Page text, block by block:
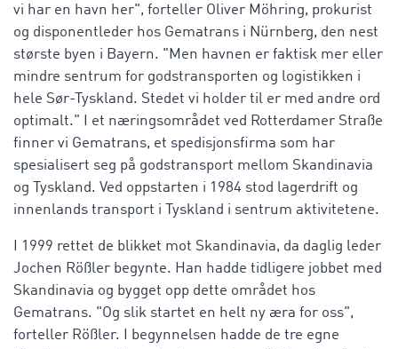
vi har en havn her", forteller Oliver Möhring, prokurist
og disponentleder hos Gematrans i Nürnberg, den nest
største byen i Bayern. "Men havnen er faktisk mer eller
mindre sentrum for godstransporten og logistikken i
hele Sør-Tyskland. Stedet vi holder til er med andre ord
optimalt." I et næringsområdet ved Rotterdamer Straße
finner vi Gematrans, et spedisjonsfirma som har
spesialisert seg på godstransport mellom Skandinavia
og Tyskland. Ved oppstarten i 1984 stod lagerdrift og
innenlands transport i Tyskland i sentrum aktivitetene.
I 1999 rettet de blikket mot Skandinavia, da daglig leder
Jochen Rößler begynte. Han hadde tidligere jobbet med
Skandinavia og bygget opp dette området hos
Gematrans. "Og slik startet en helt ny æra for oss",
forteller Rößler. I begynnelsen hadde de tre egne